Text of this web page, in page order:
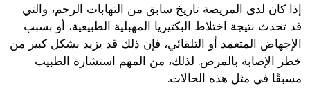
إذا كان لدى المريضة تاريخ سابق من التهابات الرحم، والتي
قد تحدث نتيجة اختلاط البكتيريا المهبلية الطبيعية، أو بسبب
الإجهاض المتعمد أو التلقائي، فإن ذلك قد يزيد بشكل كبير من
خطر الإصابة بالمرض. لذلك، من المهم استشارة الطبيب
مسبقًا في مثل هذه الحالات.